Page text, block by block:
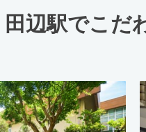
田辺駅でこだ